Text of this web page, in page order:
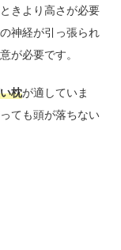
きより高さが必要
神経が引っ張られ
が必要です。
枕が適していま
ても頭が落ちない